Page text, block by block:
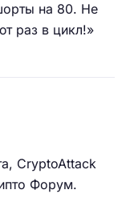
на 80. Не
раз в цикл!»
CryptoAttack
Форум.